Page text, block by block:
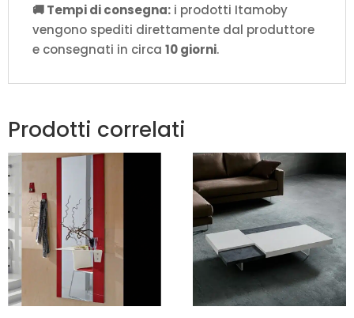
🚚 Tempi di consegna: i prodotti Itamoby
vengono spediti direttamente dal produttore
e consegnati in circa 10 giorni.
Prodotti correlati